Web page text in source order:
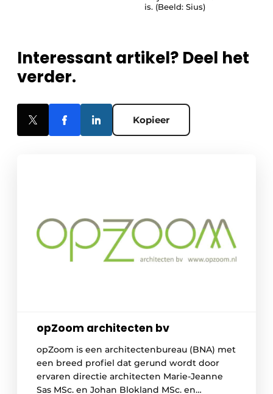
is. (Beeld: Sius)
Interessant artikel? Deel het
verder.
Kopieer
opZoom architecten bv
opZoom is een architectenbureau (BNA) met
een breed profiel dat gerund wordt door
ervaren directie architecten Marie-Jeanne
Sas MSc. en Johan Blokland MSc. en